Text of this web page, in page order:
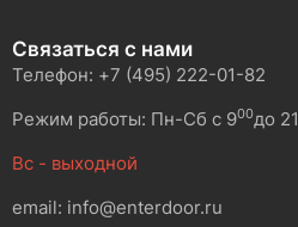
Связаться с нами
Телефон: +7 (495) 222-01-82
Режим работы: Пн-Сб с 900до 21
Вс - выходной
email: info@enterdoor.ru